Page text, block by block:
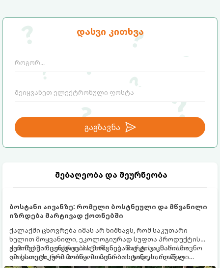
დასვი კითხვა
გაგზავნა
მებაღეობა და მეურნეობა
ბოსტანი აივანზე: რომელი ბოსტნეული და მწვანილი
იზრდება მარტივად ქოთნებში
ქალაქში ცხოვრება იმას არ ნიშნავს, რომ საკუთარი
ხელით მოყვანილი, ეკოლოგიურად სუფთა პროდუქტის
გემოზე უარი თქვათ. პატარა აივანიც კი საკმარისია
იმისათვის, რომ მოიწყოთ მინი-ბოსტანი, საიდანაც
ყოველდღიურად ახალ, არომატულ მწვანილსა და
ქოთნებში მცენარეების მოშენება მარტივი, სასიამოვნო
და ესთეტიკური ჰობია. მთავარია იცოდეთ, რომელი
კულტურები ეგუებიან ქოთნის პირობებს ყველაზე კარგად